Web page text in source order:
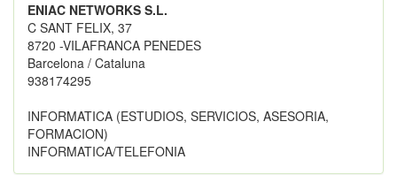
ENIAC NETWORKS S.L.
C SANT FELIX, 37
8720 -VILAFRANCA PENEDES
Barcelona / Cataluna
938174295
INFORMATICA (ESTUDIOS, SERVICIOS, ASESORIA,
FORMACION)
INFORMATICA/TELEFONIA